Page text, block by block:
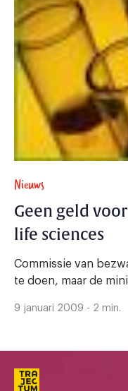
Nieuws
Geen geld
life sciences
Commissie van
te doen, maar de
9 januari 2009 - 2 min.